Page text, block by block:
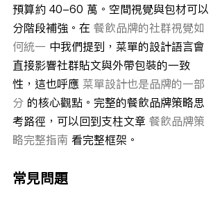
預算約 40-60 萬。空間視覺與包材可以
分階段補強。在 餐飲品牌的社群視覺如
何統一 中我們提到，菜單的設計語言會
直接影響社群貼文與外帶包裝的一致
性，這也呼應 菜單設計也是品牌的一部
分 的核心觀點。完整的餐飲品牌策略思
考路徑，可以回到支柱文章 餐飲品牌策
略完整指南 看完整框架。
常見問題